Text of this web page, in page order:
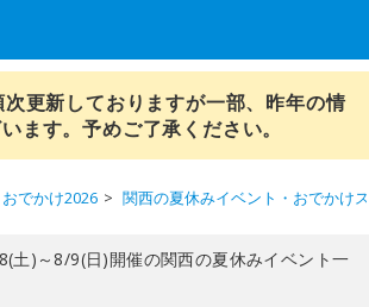
更新しておりますが一部、昨年の情
ます。予めご了承ください。
でかけ2026 関西の夏休みイベント・おでかけ
土)～8/9(日)開催の関西の夏休みイベント一